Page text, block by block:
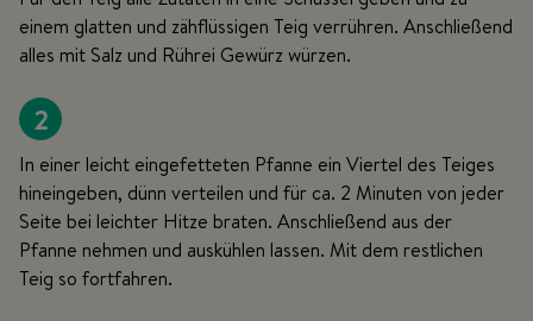
einem glatten und zähflüssigen Teig verrühren. Anschließend
alles mit Salz und Rührei Gewürz würzen.
2
In einer leicht eingefetteten Pfanne ein Viertel des Teiges
hineingeben, dünn verteilen und für ca. 2 Minuten von jeder
Seite bei leichter Hitze braten. Anschließend aus der
Pfanne nehmen und auskühlen lassen. Mit dem restlichen
Teig so fortfahren.